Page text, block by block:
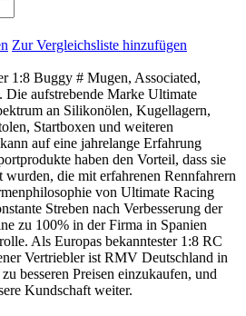
Zur Vergleichsliste hinzufügen
1:8 Buggy # Mugen, Associated,
aufstrebende Marke Ultimate
an Silikonölen, Kugellagern,
Startboxen und weiteren
auf eine jahrelange Erfahrung
haben den Vorteil, dass sie
die mit erfahrenen Rennfahrern
von Ultimate Racing
Streben nach Verbesserung der
zu 100% in der Firma in Spanien
Als Europas bekanntester 1:8 RC
Vertriebler ist RMV Deutschland in
besseren Preisen einzukaufen, und
Kundschaft weiter.